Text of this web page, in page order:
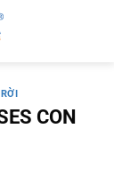
CON